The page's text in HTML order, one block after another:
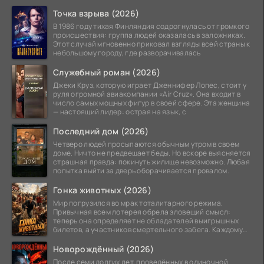
Точка взрыва (2026)
В 1986 году тихая Финляндия содрогнулась от громкого
происшествия: группа людей оказалась в заложниках.
Этот случай мгновенно приковал взгляды всей страны к
небольшому городу, где разворачивалась
Служебный роман (2026)
Джеки Круз, которую играет Дженнифер Лопес, стоит у
руля огромной авиакомпании «Air Cruz». Она входит в
число самых мощных фигур в своей сфере. Эта женщина
— настоящий лидер: острая на язык, с
Последний дом (2026)
Четверо людей просыпаются обычным утром в своем
доме. Ничто не предвещает беды. Но вскоре выясняется
страшная правда: покинуть жилище невозможно. Любая
попытка выйти за дверь оборачивается провалом.
Гонка животных (2026)
Мир погрузился во мрак тоталитарного режима.
Привычная всем лотерея обрела зловещий смысл:
теперь она определяет не обладателей выигрышных
билетов, а участников смертельного забега. Каждому
Новорождённый (2026)